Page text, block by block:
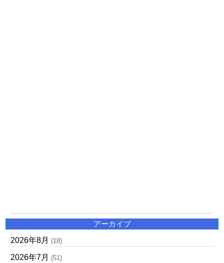
アーカイブ
2026年8月 (18)
2026年7月 (51)